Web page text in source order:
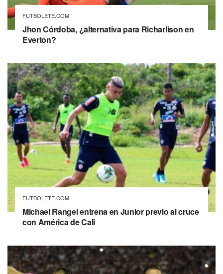
FUTBOLETE.COM
Jhon Córdoba, ¿alternativa para Richarlison en
Everton?
FUTBOLETE.COM
Michael Rangel entrena en Junior previo al cruce
con América de Cali